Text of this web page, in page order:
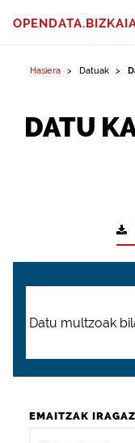
Hasiera Datuak
DATU
EMAITZAK